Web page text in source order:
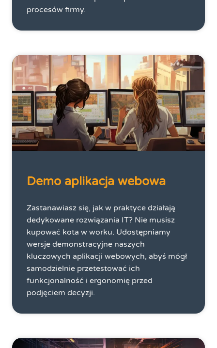
procesów firmy.
Demo aplikacja webowa
Zastanawiasz się, jak w praktyce działają
dedykowane rozwiązania IT? Nie musisz
kupować kota w worku. Udostępniamy
wersje demonstracyjne naszych
kluczowych aplikacji webowych, abyś mógł
samodzielnie przetestować ich
funkcjonalność i ergonomię przed
podjęciem decyzji.